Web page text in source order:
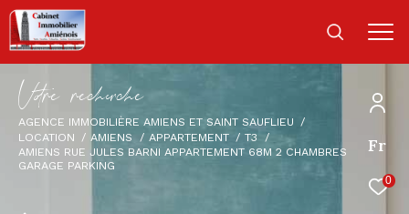
Fr
0
Vore recece
AGENCE IMMOBILIÈRE AMIENS ET SAINT SAUFLIEU
LOCATION
AMIENS APPARTEMENT
T3
AMIENS RUE JULES BARNI APPARTEMENT 68M 2 CHAMBRES
GARAGE PARKING